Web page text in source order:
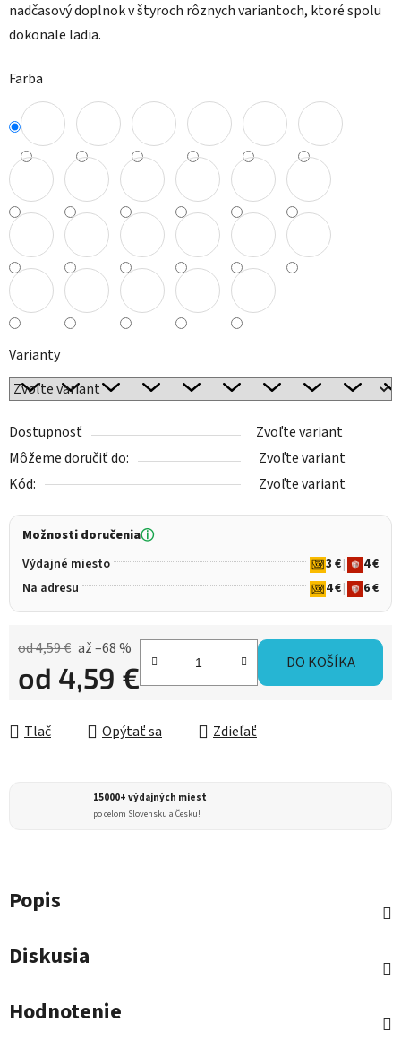
nadčasový doplnok v štyroch rôznych variantoch, ktoré spolu
dokonale ladia.
Farba
Varianty
Dostupnosť
Zvoľte variant
Môžeme doručiť do:
Zvoľte variant
Kód:
Zvoľte variant
Možnosti doručeniaⓘ
Výdajné miesto 3 €|
4 €
Na adresu
4 €| 6 €
od 4,59 € až –68 %
od 4,59 € DO KOŠÍKA
Tlač Opýtať sa Zdieľať
15000+ výdajných miest
po celom Slovensku a Česku!
Popis
Diskusia
Hodnotenie